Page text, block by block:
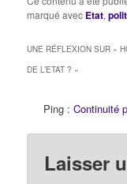
marqué avec Etat,
UNE RÉFLEXION SUR «
DE L’ETAT ? »
Ping :Continuité
Laisser